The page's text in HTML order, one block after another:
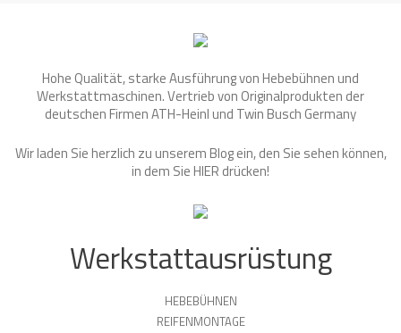
Hohe Qualität, starke Ausführung von Hebebühnen und
Werkstattmaschinen. Vertrieb von Originalprodukten der
deutschen Firmen ATH-Heinl und Twin Busch Germany
Wir laden Sie herzlich zu unserem Blog ein, den Sie sehen können,
in dem SieHIER drücken!
Werkstattausrüstung
HEBEBÜHNEN
REIFENMONTAGE